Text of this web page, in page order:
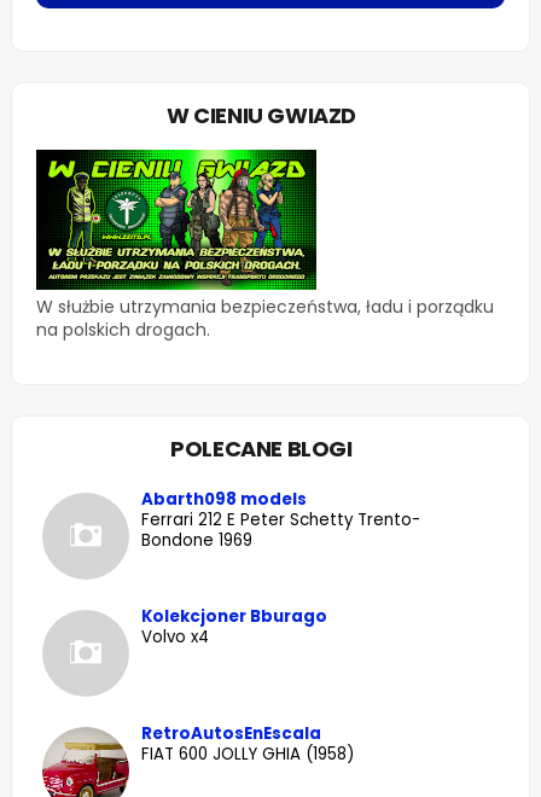
W CIENIU GWIAZD
W służbie utrzymania bezpieczeństwa, ładu i porządku
na polskich drogach.
POLECANE BLOGI
Abarth098 models
Ferrari 212 E Peter Schetty Trento-
Bondone 1969
Kolekcjoner Bburago
Volvo x4
RetroAutosEnEscala
FIAT 600 JOLLY GHIA (1958)